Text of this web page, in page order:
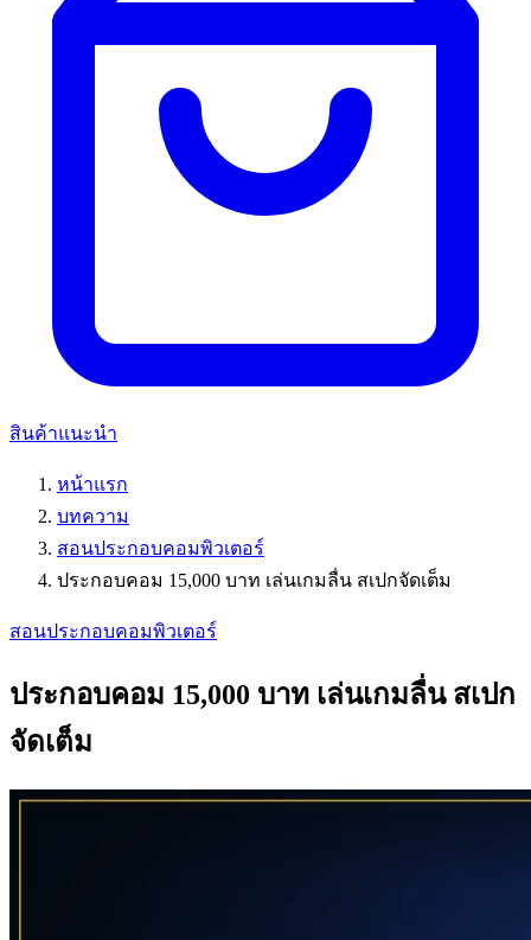
สินค้าแนะนำ
หน้าแรก
บทความ
สอนประกอบคอมพิวเตอร์
ประกอบคอม 15,000 บาท เล่นเกมลื่น สเปกจัดเต็ม
สอนประกอบคอมพิวเตอร์
ประกอบคอม 15,000 บาท เล่นเกมลื่น สเปก
จัดเต็ม